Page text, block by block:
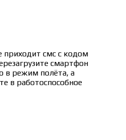
приходит смс с кодом
смартфон
в режим полёта, а
в работоспособное